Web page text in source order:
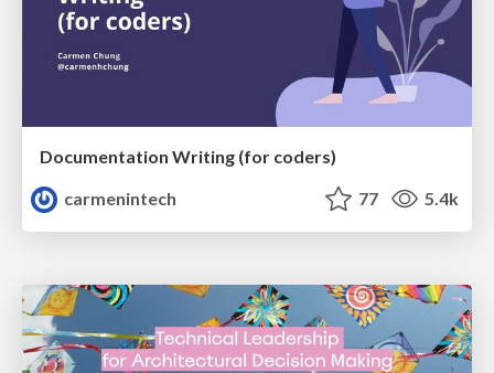
Documentation Writing (for coders)
carmenintech
77 5.4k